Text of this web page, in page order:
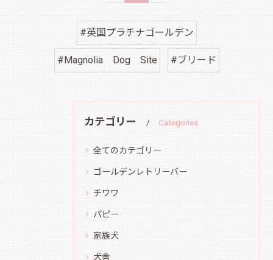
#英国プラチナゴールデン
#Magnolia Dog Site #ブリード
カテゴリー Categories
全てのカテゴリー
ゴールデンレトリーバー
チワワ
パピー
家族犬
犬舎